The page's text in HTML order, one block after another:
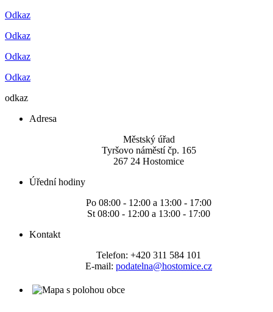
Odkaz
Odkaz
Odkaz
Odkaz
odkaz
Adresa
Městský úřad
Tyršovo náměstí čp. 165
267 24 Hostomice
Úřední hodiny
Po 08:00 - 12:00 a 13:00 - 17:00
St 08:00 - 12:00 a 13:00 - 17:00
Kontakt
Telefon: +420 311 584 101
E-mail: podatelna@hostomice.cz